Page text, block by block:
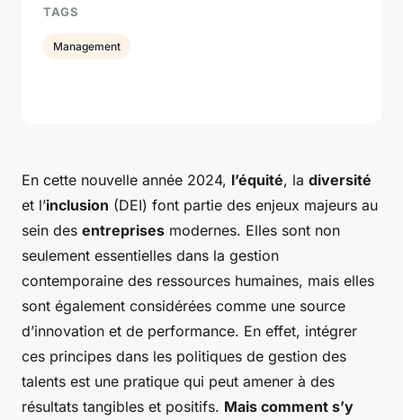
En cette nouvelle année 2024, l’équité, la diversité
et l’inclusion (DEI) font partie des enjeux majeurs au
sein des entreprises modernes. Elles sont non
seulement essentielles dans la gestion
contemporaine des ressources humaines, mais elles
sont également considérées comme une source
d’innovation et de performance. En effet, intégrer
ces principes dans les politiques de gestion des
talents est une pratique qui peut amener à des
résultats tangibles et positifs. Mais comment s’y
TAGS
Management